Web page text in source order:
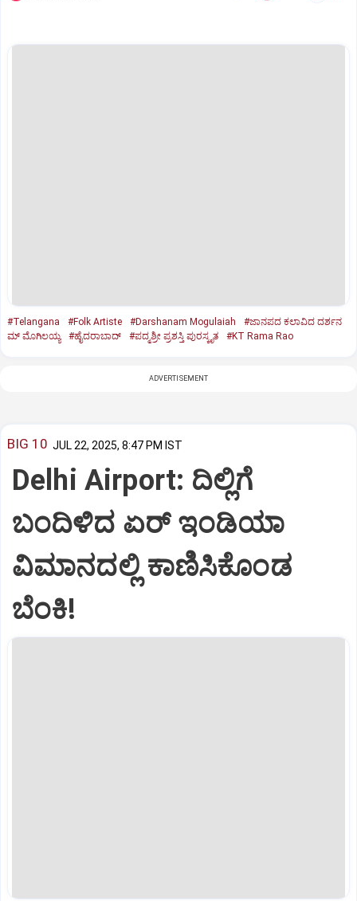
#Telangana #Folk Artiste #Darshanam Mogulaiah
#ಜಾನಪದ ಕಲಾವಿದ ದರ್ಶನ
ಮ್‌ ಮೊಗಿಲಯ್ಯ
#ಹೈದರಾಬಾದ್ #ಪದ್ಮಶ್ರೀ ಪ್ರಶಸ್ತಿ ಪುರಸ್ಕೃತ #KT Rama Rao
ADVERTISEMENT
BIG 10 JUL 22, 2025, 8:47 PM IST
Delhi Airport: ದಿಲ್ಲಿಗೆ
ಬಂದಿಳಿದ ಏರ್‌ ಇಂಡಿಯಾ
ವಿಮಾನದಲ್ಲಿ ಕಾಣಿಸಿಕೊಂಡ
ಬೆಂಕಿ!